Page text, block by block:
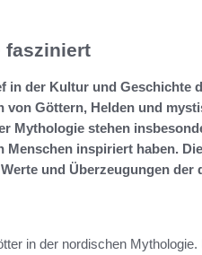
fasziniert
in der Kultur und Geschichte
Göttern, Helden und
Mythologie stehen
inspiriert haben.
und Überzeugungen der
in der nordischen